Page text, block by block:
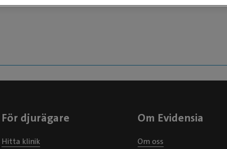
För djurägare
Hitta klinik
Om Evidensia
Om oss